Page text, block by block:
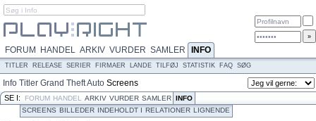
FORUM HANDEL ARKIV VURDER SAMLER INFO
TITLER RELEASE SERIER FIRMAER LANDE TILFØJ STATISTIK FAQ SØG
Info Titler Grand Theft Auto Screens
SE I: FORUM HANDEL ARKIV VURDER SAMLER INFO
SCREENS BILLEDER INDEHOLDT I RELATIONER LIGNENDE